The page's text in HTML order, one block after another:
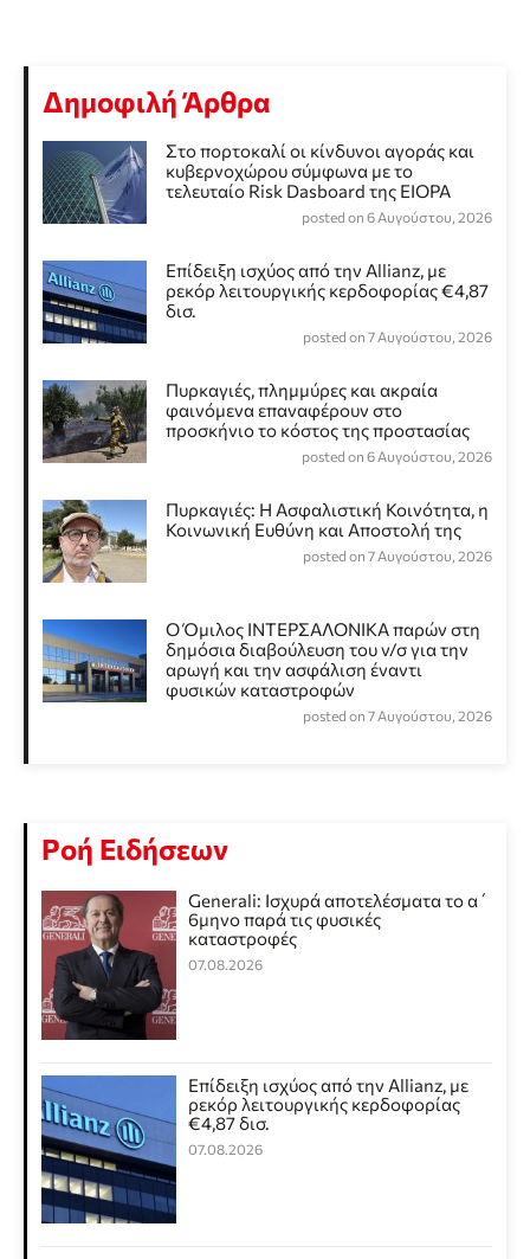
Δημοφιλή Άρθρα
Στο πορτοκαλί οι κίνδυνοι αγοράς και
κυβερνοχώρου σύμφωνα με το
τελευταίο Risk Dasboard της EIOPA
posted on 6 Αυγούστου, 2026
Επίδειξη ισχύος από την Allianz, με
ρεκόρ λειτουργικής κερδοφορίας €4,87
δισ.
posted on 7 Αυγούστου, 2026
Πυρκαγιές, πλημμύρες και ακραία
φαινόμενα επαναφέρουν στο
προσκήνιο το κόστος της προστασίας
posted on 6 Αυγούστου, 2026
Πυρκαγιές: Η Ασφαλιστική Κοινότητα, η
Κοινωνική Ευθύνη και Αποστολή της
posted on 7 Αυγούστου, 2026
Ο Όμιλος ΙΝΤΕΡΣΑΛΟΝΙΚΑ παρών στη
δημόσια διαβούλευση του ν/σ για την
αρωγή και την ασφάλιση έναντι
φυσικών καταστροφών
posted on 7 Αυγούστου, 2026
Ροή Ειδήσεων
Generali: Ισχυρά αποτελέσματα το α΄
6μηνο παρά τις φυσικές
καταστροφές
07.08.2026
Επίδειξη ισχύος από την Allianz, με
ρεκόρ λειτουργικής κερδοφορίας
€4,87 δισ.
07.08.2026